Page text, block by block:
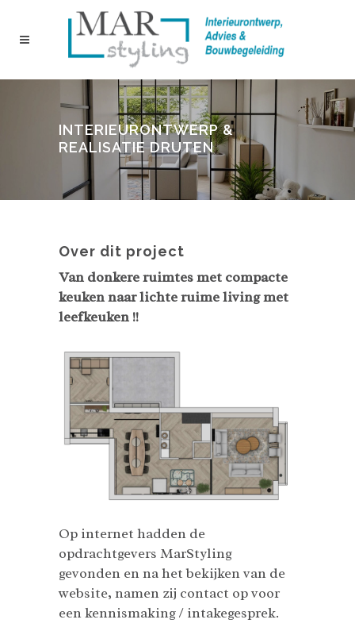
INTERIEURONTWERP &
REALISATIE DRUTEN
Over dit project
Van donkere ruimtes met compacte
keuken naar lichte ruime living met
leefkeuken !!
Op internet hadden de
opdrachtgevers MarStyling
gevonden en na het bekijken van de
website, namen zij contact op voor
een kennismaking / intakegesprek.